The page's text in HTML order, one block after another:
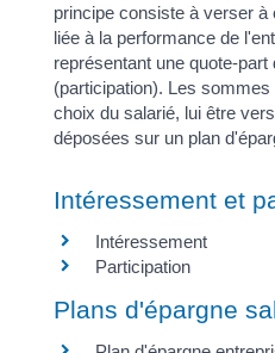
principe consiste à verser à
liée à la performance de
représentant une quote-
(participation). Les
choix du salarié, lui être
déposées sur un plan
Intéressement et
Intéressement
Participation
Plans d'épargne